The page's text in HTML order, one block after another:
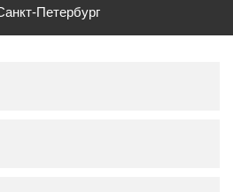
Петербург